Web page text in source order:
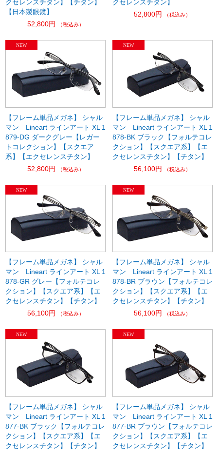
クセレンスチタン】【チタン】
【日本製眼鏡】
52,800円
（税込み）
クセレンスチタン】
52,800円
（税込み）
【フレーム単品メガネ】 シャル
マン Lineart ラインアート XL 1
879-DG ダークグレー【レガー
トコレクション】【スクエア
系】【エクセレンスチタン】
52,800円
（税込み）
【フレーム単品メガネ】 シャル
マン Lineart ラインアート XL 1
878-BK ブラック【フォルテコレ
クション】【スクエア系】【エ
クセレンスチタン】【チタン】
56,100円
（税込み）
【フレーム単品メガネ】 シャル
マン Lineart ラインアート XL 1
878-GR グレー【フォルテコレ
クション】【スクエア系】【エ
クセレンスチタン】【チタン】
56,100円
（税込み）
【フレーム単品メガネ】 シャル
マン Lineart ラインアート XL 1
878-BR ブラウン【フォルテコレ
クション】【スクエア系】【エ
クセレンスチタン】【チタン】
56,100円
（税込み）
【フレーム単品メガネ】 シャル
マン Lineart ラインアート XL 1
877-BK ブラック【フォルテコレ
クション】【スクエア系】【エ
クセレンスチタン】【チタン】
【フレーム単品メガネ】 シャル
マン Lineart ラインアート XL 1
877-BR ブラウン【フォルテコレ
クション】【スクエア系】【エ
クセレンスチタン】【チタン】